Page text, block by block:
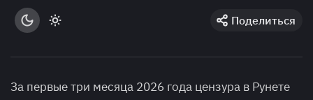
Поделиться
За первые три месяца 2026 года цензура в Рунете